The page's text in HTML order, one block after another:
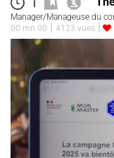
Manager/Manageuse du
00 mn 00
4123 vues